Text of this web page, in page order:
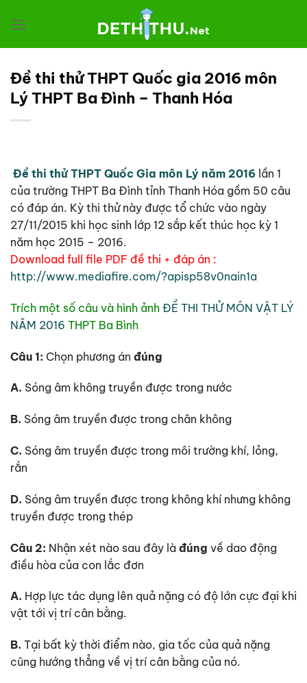
đến
Đề thi thử THPT Quốc gia 2016 môn
Lý THPT Ba Đình – Thanh Hóa
Đề thi thử THPT Quốc Gia môn Lý năm 2016 lần 1
của trường THPT Ba Đình tỉnh Thanh Hóa gồm 50 câu
có đáp án. Kỳ thi thử này được tổ chức vào ngày
27/11/2015 khi học sinh lớp 12 sắp kết thúc học kỳ 1
năm học 2015 – 2016.
Download full file PDF đề thi + đáp án :
http://www.mediafire.com/?apisp58v0nain1a
Trích một số câu và hình ảnh ĐỀ THI THỬ MÔN VẬT LÝ
NĂM 2016 THPT Ba Bình
Câu 1: Chọn phương án đúng
A. Sóng âm không truyền được trong nước
B. Sóng âm truyền được trong chân không
C. Sóng âm truyền được trong môi trường khí, lỏng,
rắn
D. Sóng âm truyền được trong không khí nhưng không
truyền được trong thép
Câu 2: Nhận xét nào sau đây là đúng về dao động
điều hòa của con lắc đơn
A. Hợp lực tác dụng lên quả nặng có độ lớn cực đại khi
vật tới vị trí cân bằng.
B. Tại bất kỳ thời điểm nào, gia tốc của quả nặng
cũng hướng thẳng về vị trí cân bằng của nó.